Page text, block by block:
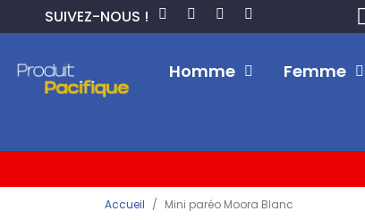
SUIVEZ-NOUS !
Homme Femme
Accueil Mini paréo Moora Blanc